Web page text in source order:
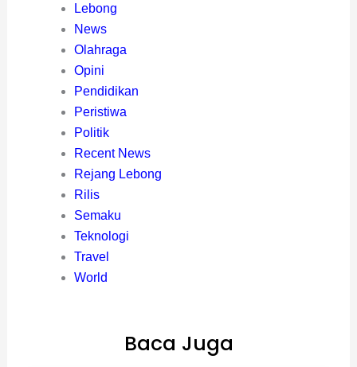
Lebong
News
Olahraga
Opini
Pendidikan
Peristiwa
Politik
Recent News
Rejang Lebong
Rilis
Semaku
Teknologi
Travel
World
Baca Juga